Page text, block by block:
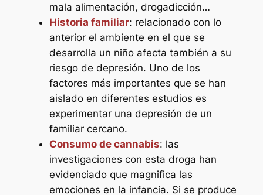
mala alimentación, drogadicción…
Historia familiar: relacionado con lo
anterior el ambiente en el que se
desarrolla un niño afecta también a su
riesgo de depresión. Uno de los
factores más importantes que se han
aislado en diferentes estudios es
experimentar una depresión de un
familiar cercano.
Consumo de cannabis: las
investigaciones con esta droga han
evidenciado que magnifica las
emociones en la infancia. Si se produce